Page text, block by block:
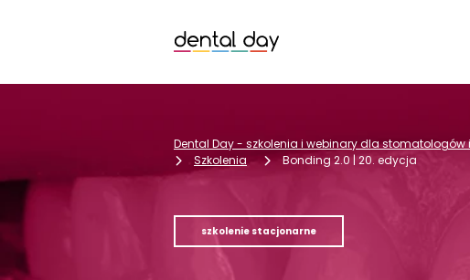
Dental Day - szkolenia i webinary dla stomatologów
Szkolenia
Bonding 2.0 | 20. edycja
szkolenie stacjonarne